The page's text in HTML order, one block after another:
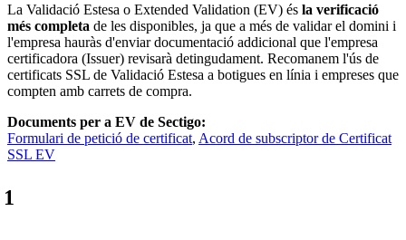
La Validació Estesa o Extended Validation (EV) és la verificació
més completa de les disponibles, ja que a més de validar el domini i
l'empresa hauràs d'enviar documentació addicional que l'empresa
certificadora (Issuer) revisarà detingudament. Recomanem l'ús de
certificats SSL de Validació Estesa a botigues en línia i empreses que
compten amb carrets de compra.
Documents per a EV de Sectigo:
Formulari de petició de certificat, Acord de subscriptor de Certificat
SSL EV
1